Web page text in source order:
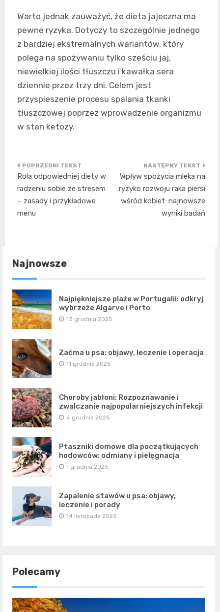
Warto jednak zauważyć, że dieta jajeczna ma
pewne ryzyka. Dotyczy to szczególnie jednego
z bardziej ekstremalnych wariantów, który
polega na spożywaniu tylko sześciu jaj,
niewielkiej ilości tłuszczu i kawałka sera
dziennie przez trzy dni. Celem jest
przyspieszenie procesu spalania tkanki
tłuszczowej poprzez wprowadzenie organizmu
w stan ketozy.
Nawigacja
wpisu
Rola odpowiedniej diety w
radzeniu sobie ze stresem
– zasady i przykładowe
menu
Wpływ spożycia mleka na
ryzyko rozwoju raka piersi
wśród kobiet: najnowsze
wyniki badań
Najnowsze
Najpiękniejsze plaże w Portugalii: odkryj
wybrzeże Algarve i Porto
13 grudnia 2025
Zaćma u psa: objawy, leczenie i operacja
11 grudnia 2025
Choroby jabłoni: Rozpoznawanie i
zwalczanie najpopularniejszych infekcji
4 grudnia 2025
Ptaszniki domowe dla początkujących
hodowców: odmiany i pielęgnacja
1 grudnia 2025
Zapalenie stawów u psa: objawy,
leczenie i porady
14 listopada 2025
Polecamy